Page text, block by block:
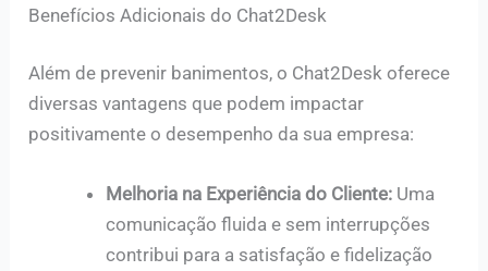
Benefícios Adicionais do Chat2Desk
Além de prevenir banimentos, o Chat2Desk oferece
diversas vantagens que podem impactar
positivamente o desempenho da sua empresa:
Melhoria na Experiência do Cliente: Uma
comunicação fluida e sem interrupções
contribui para a satisfação e fidelização